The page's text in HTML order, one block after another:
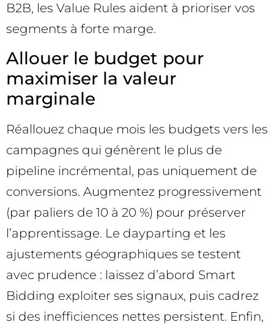
B2B, les Value Rules aident à prioriser vos
segments à forte marge.
Allouer le budget pour
maximiser la valeur
marginale
Réallouez chaque mois les budgets vers les
campagnes qui génèrent le plus de
pipeline incrémental, pas uniquement de
conversions. Augmentez progressivement
(par paliers de 10 à 20 %) pour préserver
l’apprentissage. Le dayparting et les
ajustements géographiques se testent
avec prudence : laissez d’abord Smart
Bidding exploiter ses signaux, puis cadrez
si des inefficiences nettes persistent. Enfin,